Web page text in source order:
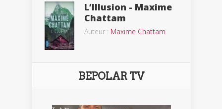
L’Illusion - Maxime
Chattam
Auteur : Maxime Chattam
BEPOLAR TV